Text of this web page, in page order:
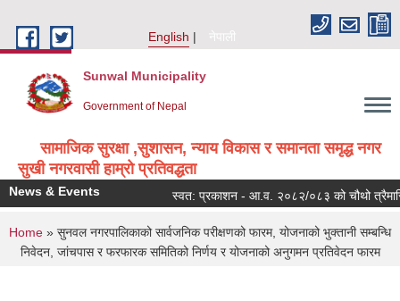
English
नेपाली
Sunwal Municipality
Government of Nepal
सामाजिक सुरक्षा ,सुशासन, न्याय विकास र समानता समृद्ध नगर
सुखी नगरवासी हाम्रो प्रतिवद्धता
News & Events स्वत: प्रकाशन - आ.व. २०८२/०८३ को चौथो
You are here
Home » सुनवल नगरपालिकाको सार्वजनिक परीक्षणको फारम, योजनाको भुक्तानी सम्बन्धि
निवेदन, जांचपास र फरफारक समितिको निर्णय र योजनाको अनुगमन प्रतिवेदन फारम